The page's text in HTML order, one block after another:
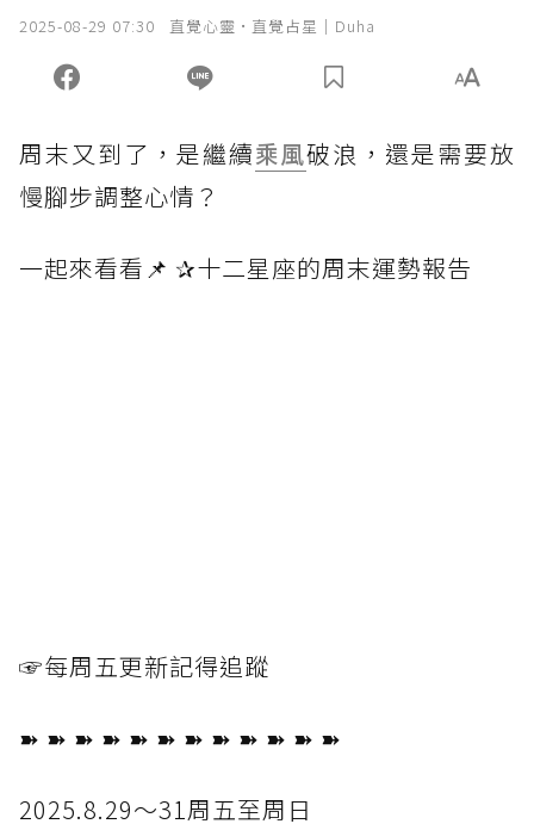
2025-08-29 07:30 直覺心靈·直覺占星｜Duha
周末又到了，是繼續乘風破浪，還是需要放
慢腳步調整心情？
一起來看看📌 ✰十二星座的周末運勢報告
☞每周五更新記得追蹤
➽ ➽ ➽ ➽ ➽ ➽ ➽ ➽ ➽ ➽ ➽ ➽
2025.8.29～31周五至周日